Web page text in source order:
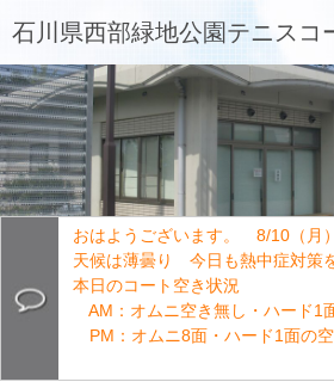
石川県西部緑地公園テニスコ
おはようございます。 8/10（
天候は薄曇り 今日も熱中症対策
本日のコート空き状況
AM：オムニ空き無し・ハード1
PM：オムニ8面・ハード1面の空